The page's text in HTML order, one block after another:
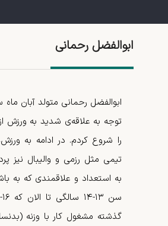
ابوالفضل رحمانی
را شروع کردم. در ادامه به
تیمی مثل رزمی و والیبال نیز
به استعداد و علاقمندی که به
گذشته مشغول کار با وزنه